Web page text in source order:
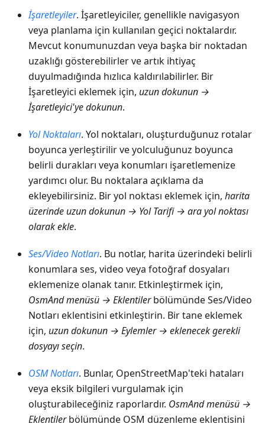
İşaretleyiler. İşaretleyiciler, genellikle navigasyon
veya planlama için kullanılan geçici noktalardır.
Mevcut konumunuzdan veya başka bir noktadan
uzaklığı gösterebilirler ve artık ihtiyaç
duyulmadığında hızlıca kaldırılabilirler. Bir
İşaretleyici eklemek için, uzun dokunun →
İşaretleyici'ye dokunun.
Yol Noktaları. Yol noktaları, oluşturduğunuz rotalar
boyunca yerleştirilir ve yolculuğunuz boyunca
belirli durakları veya konumları işaretlemenize
yardımcı olur. Bu noktalara açıklama da
ekleyebilirsiniz. Bir yol noktası eklemek için, harita
üzerinde uzun dokunun → Yol Tarifi → ara yol noktası
olarak ekle.
Ses/Video Notları. Bu notlar, harita üzerindeki belirli
konumlara ses, video veya fotoğraf dosyaları
eklemenize olanak tanır. Etkinleştirmek için,
OsmAnd menüsü → Eklentilerbölümünde Ses/Video
Notları eklentisini etkinleştirin. Bir tane eklemek
için, uzun dokunun → Eylemler → eklenecek gerekli
dosyayı seçin.
OSM Notları. Bunlar, OpenStreetMap'teki hataları
veya eksik bilgileri vurgulamak için
oluşturabileceğiniz raporlardır. OsmAnd menüsü →
Eklentilerbölümünde OSM düzenleme eklentisini